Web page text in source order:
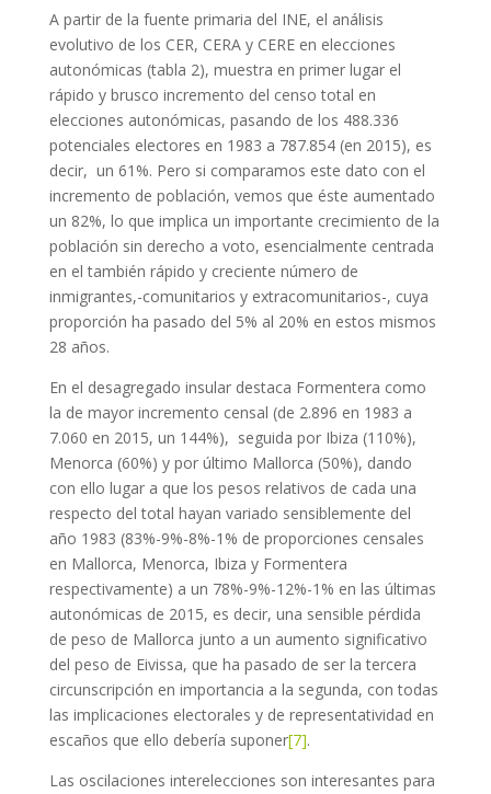
A partir de la fuente primaria del INE, el análisis
evolutivo de los CER, CERA y CERE en elecciones
autonómicas (tabla 2), muestra en primer lugar el
rápido y brusco incremento del censo total en
elecciones autonómicas, pasando de los 488.336
potenciales electores en 1983 a 787.854 (en 2015), es
decir, un 61%. Pero si comparamos este dato con el
incremento de población, vemos que éste aumentado
un 82%, lo que implica un importante crecimiento de la
población sin derecho a voto, esencialmente centrada
en el también rápido y creciente número de
inmigrantes,-comunitarios y extracomunitarios-, cuya
proporción ha pasado del 5% al 20% en estos mismos
28 años.
En el desagregado insular destaca Formentera como
la de mayor incremento censal (de 2.896 en 1983 a
7.060 en 2015, un 144%), seguida por Ibiza (110%),
Menorca (60%) y por último Mallorca (50%), dando
con ello lugar a que los pesos relativos de cada una
respecto del total hayan variado sensiblemente del
año 1983 (83%-9%-8%-1% de proporciones censales
en Mallorca, Menorca, Ibiza y Formentera
respectivamente) a un 78%-9%-12%-1% en las últimas
autonómicas de 2015, es decir, una sensible pérdida
de peso de Mallorca junto a un aumento significativo
del peso de Eivissa, que ha pasado de ser la tercera
circunscripción en importancia a la segunda, con todas
las implicaciones electorales y de representatividad en
escaños que ello debería suponer[7].
Las oscilaciones interelecciones son interesantes para